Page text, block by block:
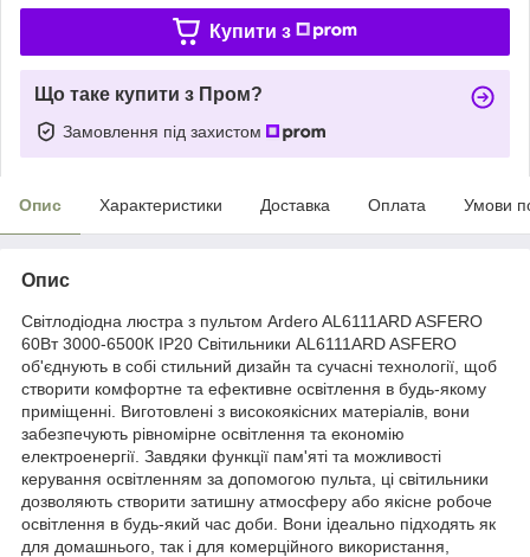
Купити з
Що таке купити з Пром?
Замовлення під захистом
Опис Характеристики Доставка Оплата Умови
Опис
Світлодіодна люстра з пультом Ardero AL6111ARD ASFERO
60Вт 3000-6500К IP20 Світильники AL6111ARD ASFERO
об'єднують в собі стильний дизайн та сучасні технології, щоб
створити комфортне та ефективне освітлення в будь-якому
приміщенні. Виготовлені з високоякісних матеріалів, вони
забезпечують рівномірне освітлення та економію
електроенергії. Завдяки функції пам'яті та можливості
керування освітленням за допомогою пульта, ці світильники
дозволяють створити затишну атмосферу або якісне робоче
освітлення в будь-який час доби. Вони ідеально підходять як
для домашнього, так і для комерційного використання,